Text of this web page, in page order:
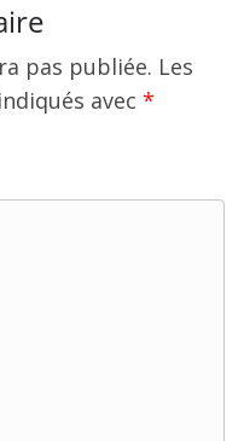
pas publiée. Les
avec *